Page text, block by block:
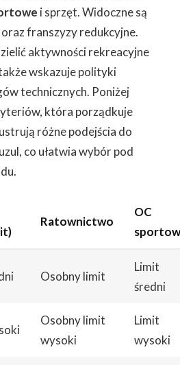
i sprzęt. Widoczne są
oraz franszyzy redukcyjne.
aktywności rekreacyjne
wskazuje polityki
technicznych. Poniżej
która porządkuje
różne podejścia do
co ułatwia wybór pod
Ratownictwo
OC
Osobny limit
Limit
średni
Osobny limit
wysoki
Limit
wysoki